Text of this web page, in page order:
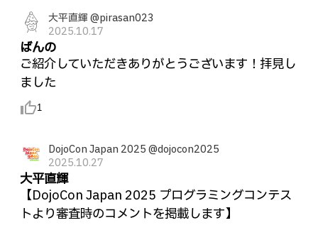
大平直輝 @pirasan023
2025.10.17
ばんの
ご紹介していただきありがとうございます！拝見し
ました
thumb_up_alt1
DojoCon Japan 2025 @dojocon2025
2025.10.27
大平直輝
【DojoCon Japan 2025 プログラミングコンテス
トより審査時のコメントを掲載します】